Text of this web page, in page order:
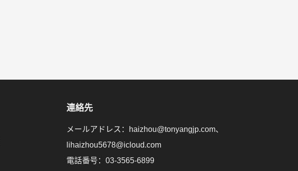
連絡先
メールアドレス：haizhou@tonyangjp.com、
lihaizhou5678@icloud.com
電話番号：03-3565-6899